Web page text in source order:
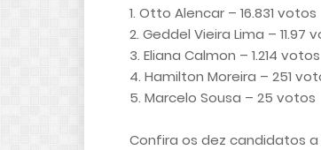
1. Otto Alencar – 16.831 votos
2. Geddel Vieira Lima – 11.97
3. Eliana Calmon – 1.214 votos
4. Hamilton Moreira – 251
5. Marcelo Sousa – 25 votos
Confira os dez candidatos